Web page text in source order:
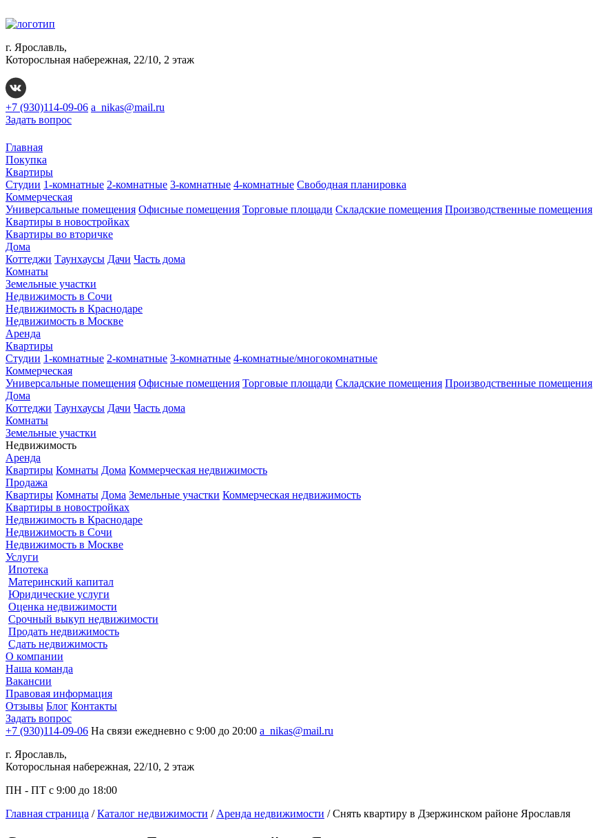
г. Ярославль,
Которосльная набережная, 22/10, 2 этаж
+7 (930)114-09-06 a_nikas@mail.ru
Задать вопрос
Главная
Покупка
Квартиры
Студии 1-комнатные 2-комнатные 3-комнатные 4-комнатные Свободная планировка
Коммерческая
Универсальные помещения Офисные помещения Торговые площади Складские помещения Производственные помещения
Квартиры в новостройках
Квартиры во вторичке
Дома
Коттеджи Таунхаусы Дачи Часть дома
Комнаты
Земельные участки
Недвижимость в Сочи
Недвижимость в Краснодаре
Недвижимость в Москве
Аренда
Квартиры
Студии 1-комнатные 2-комнатные 3-комнатные 4-комнатные/многокомнатные
Коммерческая
Универсальные помещения Офисные помещения Торговые площади Складские помещения Производственные помещения
Дома
Коттеджи Таунхаусы Дачи Часть дома
Комнаты
Земельные участки
Недвижимость
Аренда
Квартиры Комнаты Дома Коммерческая недвижимость
Продажа
Квартиры Комнаты Дома Земельные участки Коммерческая недвижимость
Квартиры в новостройках
Недвижимость в Краснодаре
Недвижимость в Сочи
Недвижимость в Москве
Услуги
Ипотека
Материнский капитал
Юридические услуги
Оценка недвижимости
Срочный выкуп недвижимости
Продать недвижимость
Сдать недвижимость
О компании
Наша команда
Вакансии
Правовая информация
Отзывы Блог Контакты
Задать вопрос
+7 (930)114-09-06 На связи ежедневно с 9:00 до 20:00 a_nikas@mail.ru
г. Ярославль,
Которосльная набережная, 22/10, 2 этаж
ПН - ПТ с 9:00 до 18:00
Главная страница /Каталог недвижимости / Аренда недвижимости /Снять квартиру в Дзержинском районе Ярославля